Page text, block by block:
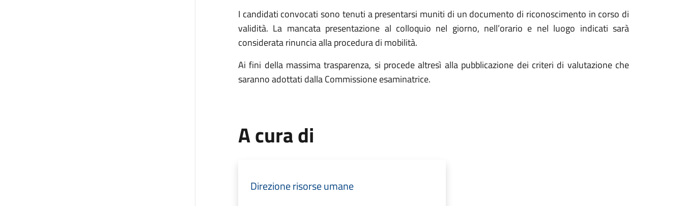
I candidati convocati sono tenuti a presentarsi muniti di un documento di riconoscimento in corso di
validità. La mancata presentazione al colloquio nel giorno, nell’orario e nel luogo indicati sarà
considerata rinuncia alla procedura di mobilità.
Ai fini della massima trasparenza, si procede altresì alla pubblicazione dei criteri di valutazione che
saranno adottati dalla Commissione esaminatrice.
A cura di
Direzione risorse umane